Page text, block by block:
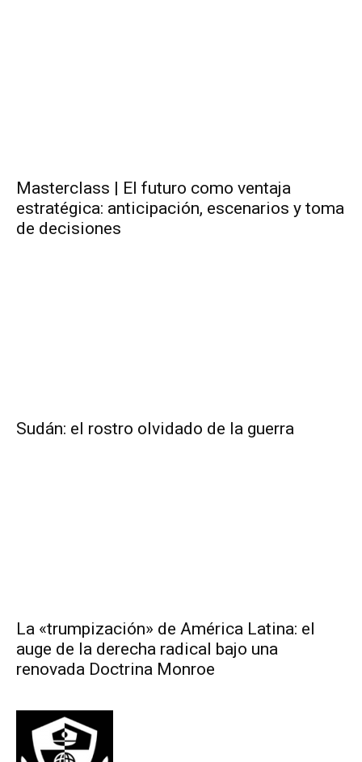
Masterclass | El futuro como ventaja
estratégica: anticipación, escenarios y toma
de decisiones
Sudán: el rostro olvidado de la guerra
La «trumpización» de América Latina: el
auge de la derecha radical bajo una
renovada Doctrina Monroe